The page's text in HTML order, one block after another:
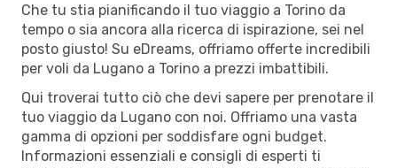
Che tu stia pianificando il tuo viaggio a Torino da
tempo o sia ancora alla ricerca di ispirazione, sei nel
posto giusto! Su eDreams, offriamo offerte incredibili
per voli da Lugano a Torino a prezzi imbattibili.
Qui troverai tutto ciò che devi sapere per prenotare il
tuo viaggio da Lugano con noi. Offriamo una vasta
gamma di opzioni per soddisfare ogni budget.
Informazioni essenziali e consigli di esperti ti